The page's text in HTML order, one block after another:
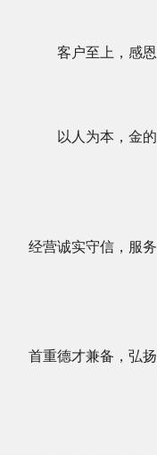
客户至上，感
以人为本，金
经营诚实守信，服
首重德才兼备，弘